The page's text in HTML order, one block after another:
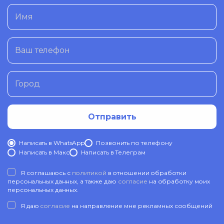
Имя
Ваш телефон
Город
Отправить
Написать в WhatsApp
Позвонить по телефону
Написать в Mакс
Написать в Телеграм
Я соглашаюсь с политикой в отношении обработки
персональных данных, а также даю согласие на обработку моих
персональных данных.
Я даю согласие на направление мне рекламных сообщений